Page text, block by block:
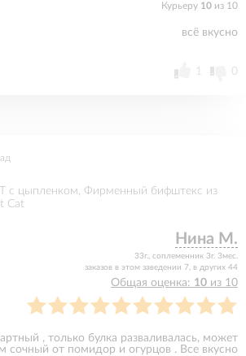
Курьеру 10 из 10
всё вкусно
1 0
с цыпленком, Фирменный бифштекс из
Cat
Нина М.
33г., соплеменник 3г. 3мес.
заказов в этом заведении 7, в других 44
Общая оценка: 10 из 10
, только булка разваливалась, может
сочный от помидор и огурцов . Все вкусно